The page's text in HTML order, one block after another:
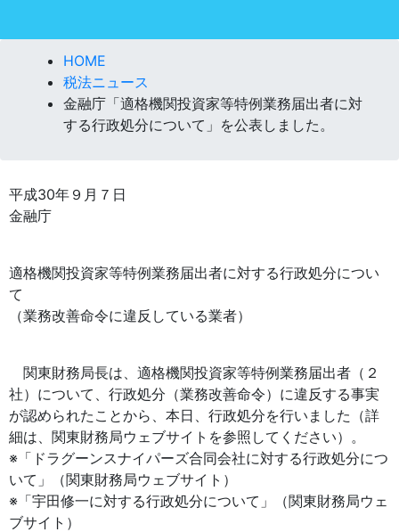
HOME
税法ニュース
金融庁「適格機関投資家等特例業務届出者に対
する行政処分について」を公表しました。
平成30年９月７日
金融庁
適格機関投資家等特例業務届出者に対する行政処分につい
て
（業務改善命令に違反している業者）
関東財務局長は、適格機関投資家等特例業務届出者（２
社）について、行政処分（業務改善命令）に違反する事実
が認められたことから、本日、行政処分を行いました（詳
細は、関東財務局ウェブサイトを参照してください）。
※「ドラグーンスナイパーズ合同会社に対する行政処分につ
いて」（関東財務局ウェブサイト）
※「宇田修一に対する行政処分について」（関東財務局ウェ
ブサイト）